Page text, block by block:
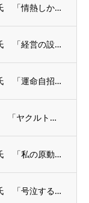
8月26日(水) 第2088回MS 二上 光弘 氏 「情熱しか答えにならない」
8月19日(水) 第2087回MS 小山 福松 氏 「経営の設計図」
8月12日(水) 第2086回MS 小山 礼子 氏 「運命自招 今の心が未来を創る」
8月5日(水) 第2085回MS 相川 綾香 氏 「ヤクルトレディから議員へ、そして失...
7月29日(水) 第2084回MS 木之下 寛 氏 「私の原動力」
7月22日(水) 第2083回MS 中村 孝平 氏 「号泣する準備はできている」